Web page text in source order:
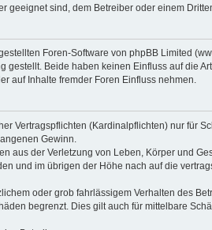
sind, dem Betreiber oder einem
Foren-Software von phpBB Limited
Beide haben keinen Einfluss auf die
auf Inhalte fremder Foren Einfluss nehmen.
Vertragspflichten (Kardinalpflichten) nur für
Gewinn.
aus der Verletzung von Leben, Körper und
und im übrigen der Höhe nach auf die
oder grob fahrlässigem Verhalten des
begrenzt. Dies gilt auch für mittelbare